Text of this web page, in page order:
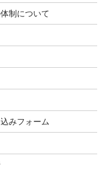
制について
みフォーム